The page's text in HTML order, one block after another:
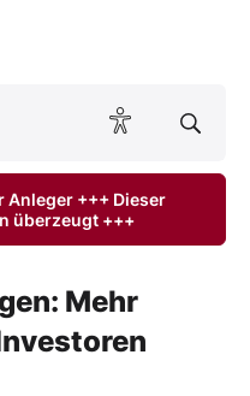
ONLINE lesen
Anleger +++ Dieser
überzeugt +++
Mehr